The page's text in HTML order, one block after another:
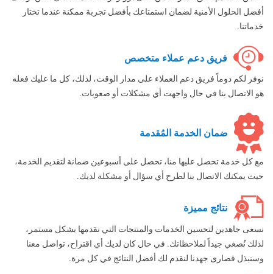
أفضل الحلول الأمنية لضمان استمتاعك بأفضل تجربة ممكنة عندما تختار
خدماتنا.
فريق دعم عملاء متخصص
نوفر لكم دوماً فريق دعم العملاء على مدار الوقت، لذلك، كل ما عليك فعله
هو الاتصال بنا في حال واجهت أي مشكلات أو صعوبات.
ضمان الخدمة المُقدمة
مع كل خدمة تحصل عليها منا، تحصل على أسبوعين ضمانة لتقديم الخدمة،
حيث يمكنك الاتصال بنا لطرح أي سؤال أو مشكلة لديك.
نتائج مميزة
نسعى جاهدين لتحسين الخدمات والمنتجات التي نقدمها بشكل مستمر،
لذلك نُصغي جيداً لملاحظاتك. في حال كان لديك أي اقتراح، تواصل معنا
وسنبذل قصارى جهدنا لنقدم لك أفضل النتائج في كل مرة.